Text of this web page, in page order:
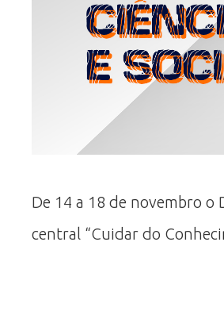
De 14 a 18 de novembro o
central “Cuidar do